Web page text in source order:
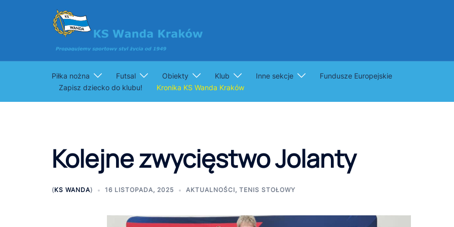
Piłka nożna Futsal Obiekty Klub Inne sekcje
Fundusze Europejskie
Zapisz dziecko do klubu!
Kronika KS Wanda Kraków
Kolejne zwycięstwo Jolanty
(KS WANDA) 16 LISTOPADA, 2025 AKTUALNOŚCI, TENIS STOŁOWY